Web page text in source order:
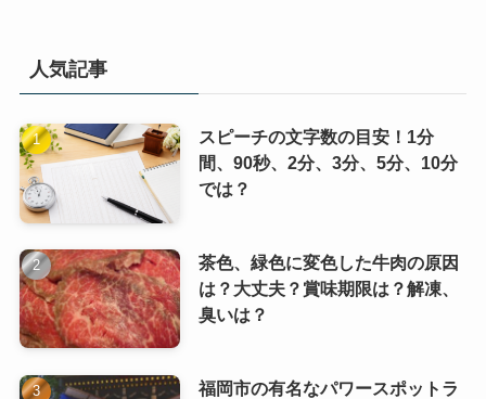
人気記事
スピーチの文字数の目安！1分
間、90秒、2分、3分、5分、10分
では？
茶色、緑色に変色した牛肉の原因
は？大丈夫？賞味期限は？解凍、
臭いは？
福岡市の有名なパワースポットラ